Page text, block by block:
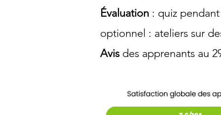
Évaluation : quiz
optionnel : ateliers sur
Avis des apprenants au